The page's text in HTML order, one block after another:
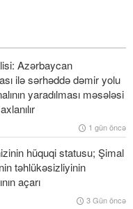
prosesində qəbul
prosesində bir sıra
sədri seçilib
şərəfli mövqeləri
olmalıdır
Azərbaycan
ilə sərhəddə dəmir yolu
yaradılması məsələsi
1 gün öncə
hüquqi statusu; Şimal
təhlükəsizliyinin
açarı
3 Gün öncə